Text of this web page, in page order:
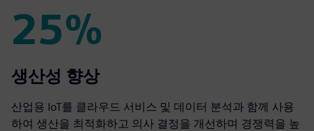
25%
25%
생산성 향상
산업용 IoT를 클라우드 서비스 및 데이터 분석과 함께 사용
하여 생산을 최적화하고 의사 결정을 개선하며 경쟁력을 높